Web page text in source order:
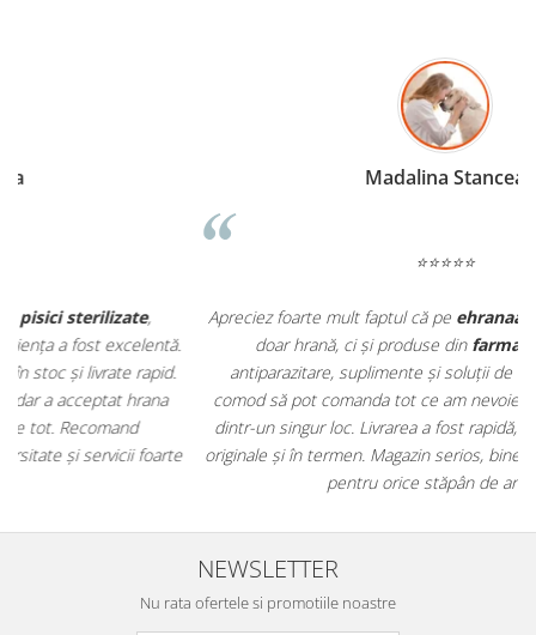
Apreciez foarte mult faptul că peehranaanimale.rogăsesc nu
doar hrană, ci și produse dinfarmacia veterinară:
antiparazitare, suplimente și soluții de îngrijire. Este foarte
comod să pot comanda tot ce am nevoie pentru animalul meu
dintr-un singur loc. Livrarea a fost rapidă, iar produsele au fost
originale și în termen. Magazin serios, bine organizat și foarte util
pentru orice stăpân de animale.
NEWSLETTER
Nu rata ofertele si promotiile noastre